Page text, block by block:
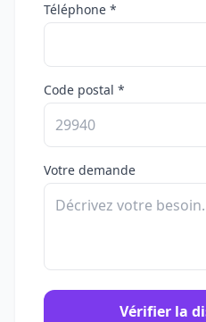
Téléphone *
Code postal *
Votre demande
Vérifier la